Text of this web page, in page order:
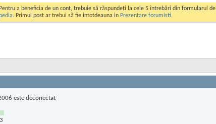
a beneficia de un cont, trebuie să răspundeți la cele 5 întrebări din formularul
. Primul post ar trebui să fie intotdeauna in Prezentare forumisti.